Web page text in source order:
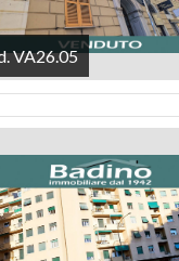
VA26.05